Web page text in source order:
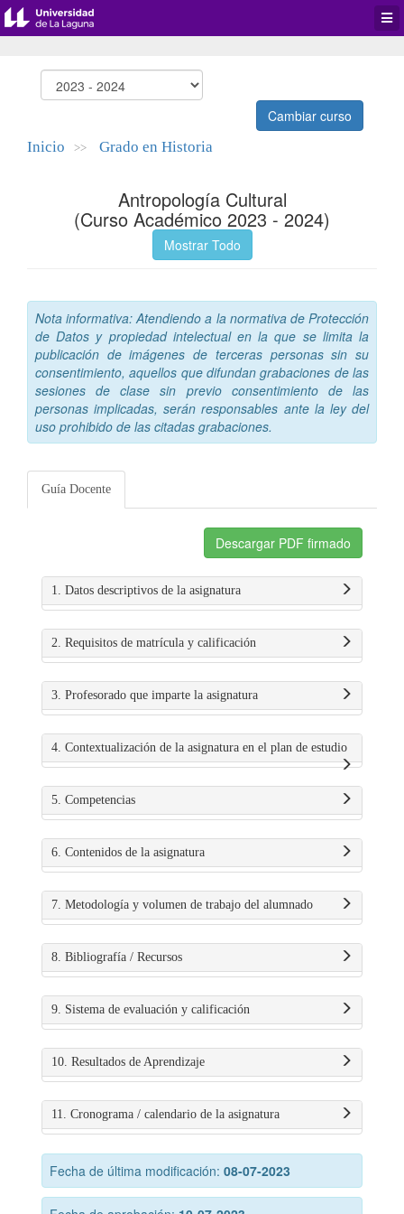
Cambiar curso
Inicio >> Grado en Historia
Antropología Cultural
(Curso Académico 2023 - 2024)
Mostrar Todo
Nota informativa: Atendiendo a la normativa de Protección
de Datos y propiedad intelectual en la que se limita la
publicación de imágenes de terceras personas sin su
consentimiento, aquellos que difundan grabaciones de las
sesiones de clase sin previo consentimiento de las
personas implicadas, serán responsables ante la ley del
uso prohibido de las citadas grabaciones.
Guía Docente
Descargar PDF firmado
1. Datos descriptivos de la asignatura
2. Requisitos de matrícula y calificación
3. Profesorado que imparte la asignatura
4. Contextualización de la asignatura en el plan de estudio
5. Competencias
6. Contenidos de la asignatura
7. Metodología y volumen de trabajo del alumnado
8. Bibliografía / Recursos
9. Sistema de evaluación y calificación
10. Resultados de Aprendizaje
11. Cronograma / calendario de la asignatura
Fecha de última modificación: 08-07-2023